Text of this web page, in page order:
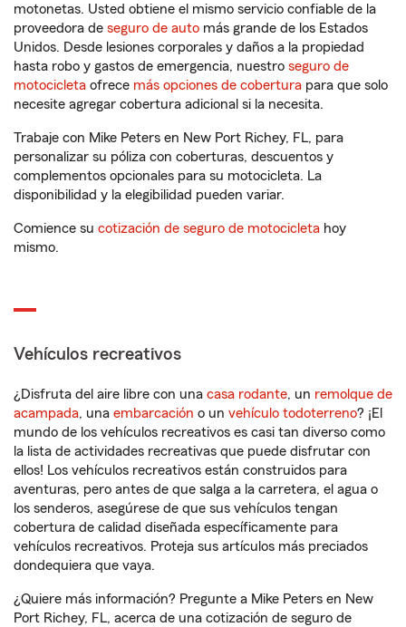
motonetas. Usted obtiene el mismo servicio confiable de la
proveedora de seguro de auto más grande de los Estados
Unidos. Desde lesiones corporales y daños a la propiedad
hasta robo y gastos de emergencia, nuestro seguro de
motocicleta ofrece más opciones de cobertura para que solo
necesite agregar cobertura adicional si la necesita.
Trabaje con Mike Peters en New Port Richey, FL, para
personalizar su póliza con coberturas, descuentos y
complementos opcionales para su motocicleta. La
disponibilidad y la elegibilidad pueden variar.
Comience su cotización de seguro de motocicleta hoy
mismo.
Vehículos recreativos
¿Disfruta del aire libre con una casa rodante, un remolque de
acampada, una embarcación o un vehículo todoterreno? ¡El
mundo de los vehículos recreativos es casi tan diverso como
la lista de actividades recreativas que puede disfrutar con
ellos! Los vehículos recreativos están construidos para
aventuras, pero antes de que salga a la carretera, el agua o
los senderos, asegúrese de que sus vehículos tengan
cobertura de calidad diseñada específicamente para
vehículos recreativos. Proteja sus artículos más preciados
dondequiera que vaya.
¿Quiere más información? Pregunte a Mike Peters en New
Port Richey, FL, acerca de una cotización de seguro de